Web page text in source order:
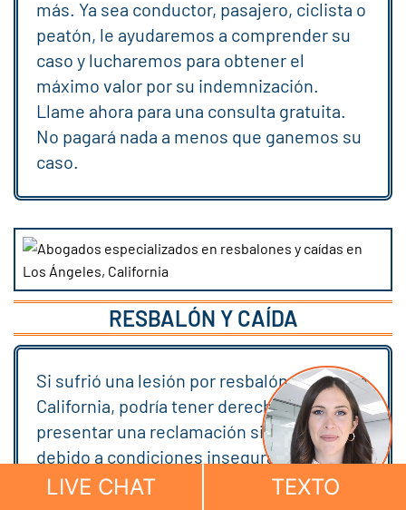
más. Ya sea conductor, pasajero, ciclista o
peatón, le ayudaremos a comprender su
caso y lucharemos para obtener el
máximo valor por su indemnización.
Llame ahora para una consulta gratuita.
No pagará nada a menos que ganemos su
caso.
RESBALÓN Y CAÍDA
Si sufrió una lesión por resbalón y caída en
California, podría tener derecho a
presentar una reclamación si se lesionó
debido a condiciones inseguras, equipo
defectuoso, falta de capacitación en
LIVE CHAT TEXTO